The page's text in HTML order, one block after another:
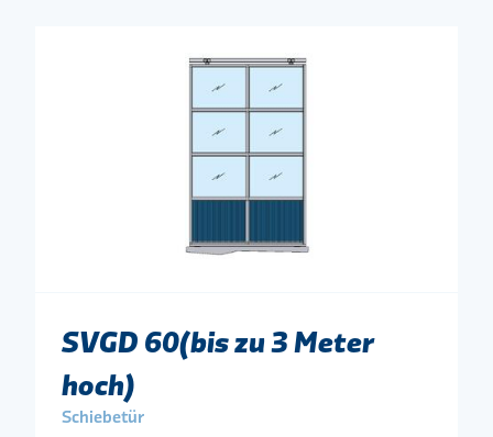
SVGD 60(bis zu 3 Meter
hoch)
Schiebetür